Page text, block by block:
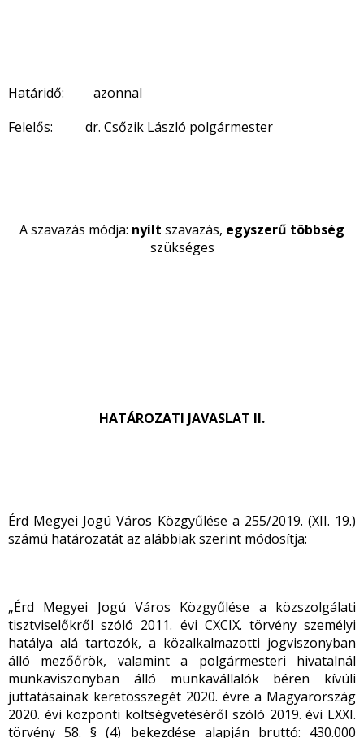
Határidő: azonnal
Felelős: dr. Csőzik László polgármester
A szavazás módja: nyílt szavazás, egyszerű többség
szükséges
HATÁROZATI JAVASLAT II.
Érd Megyei Jogú Város Közgyűlése a 255/2019. (XII. 19.)
számú határozatát az alábbiak szerint módosítja:
„Érd Megyei Jogú Város Közgyűlése a közszolgálati
tisztviselőkről szóló 2011. évi CXCIX. törvény személyi
hatálya alá tartozók, a közalkalmazotti jogviszonyban
álló mezőőrök, valamint a polgármesteri hivatalnál
munkaviszonyban álló munkavállalók béren kívüli
juttatásainak keretösszegét 2020. évre a Magyarország
2020. évi központi költségvetéséről szóló 2019. évi LXXI.
törvény 58. § (4) bekezdése alapján bruttó: 430.000